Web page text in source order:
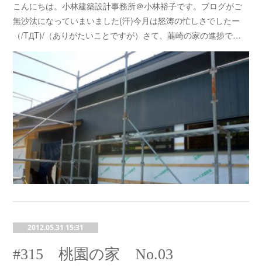
こんにちは。小林建築設計事務所＠小林裕子です。ブログがご
無沙汰になっていまいました(汗)今月は怒涛の忙しさでしたー
（/TДT)/（ありがたいことですが）さて、韮崎の家の進捗で…
2012.05.31 15:31
#315 桃園の家 No.03